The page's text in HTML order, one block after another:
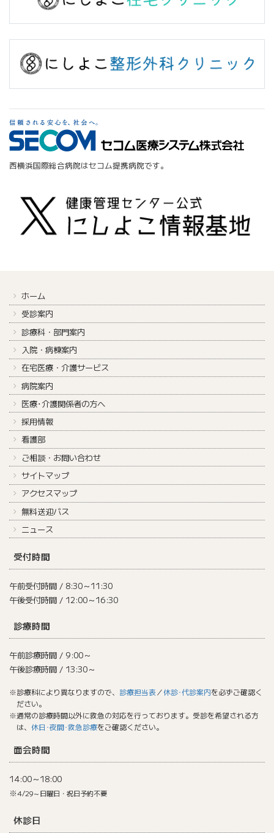
西横浜国際総合病院はセコム提携病院です。
ホーム
受診案内
診療科・部門案内
入院・病棟案内
在宅医療・介護サービス
病院案内
医療･介護関係者の方へ
採用情報
看護部
ご相談・お問い合わせ
サイトマップ
アクセスマップ
無料送迎バス
ニュース
受付時間
午前受付時間 / 8:30～11:30
午後受付時間 / 12:00～16:30
診療時間
午前診療時間 / 9:00～
午後診療時間 / 13:30～
※診療科により異なりますので、 診療担当表／休診･代診案内を必ずご確認く
ださい。
※通常の診療時間以外に救急の対応を行っております。受診を希望される方
は、 休日･夜間･救急診療をご確認ください。
面会時間
14:00～18:00
※4/29～日曜日・祝日予約不要
休診日